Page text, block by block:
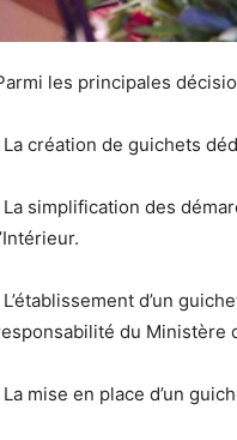
les principales
La création de guichets
La simplification des
L’établissement d’un
du Ministère
La mise en place d’un